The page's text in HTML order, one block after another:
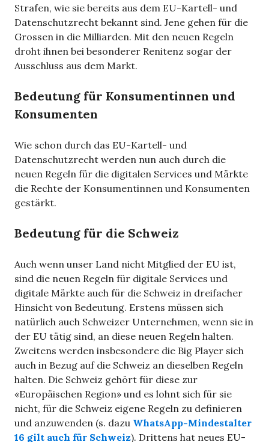
Strafen, wie sie bereits aus dem EU-Kartell- und
Datenschutzrecht bekannt sind. Jene gehen für die
Grossen in die Milliarden. Mit den neuen Regeln
droht ihnen bei besonderer Renitenz sogar der
Ausschluss aus dem Markt.
Bedeutung für Konsumentinnen und
Konsumenten
Wie schon durch das EU-Kartell- und
Datenschutzrecht werden nun auch durch die
neuen Regeln für die digitalen Services und Märkte
die Rechte der Konsumentinnen und Konsumenten
gestärkt.
Bedeutung für die Schweiz
Auch wenn unser Land nicht Mitglied der EU ist,
sind die neuen Regeln für digitale Services und
digitale Märkte auch für die Schweiz in dreifacher
Hinsicht von Bedeutung. Erstens müssen sich
natürlich auch Schweizer Unternehmen, wenn sie in
der EU tätig sind, an diese neuen Regeln halten.
Zweitens werden insbesondere die Big Player sich
auch in Bezug auf die Schweiz an dieselben Regeln
halten. Die Schweiz gehört für diese zur
«Europäischen Region» und es lohnt sich für sie
nicht, für die Schweiz eigene Regeln zu definieren
und anzuwenden (s. dazu WhatsApp-Mindestalter
16 gilt auch für Schweiz). Drittens hat neues EU-